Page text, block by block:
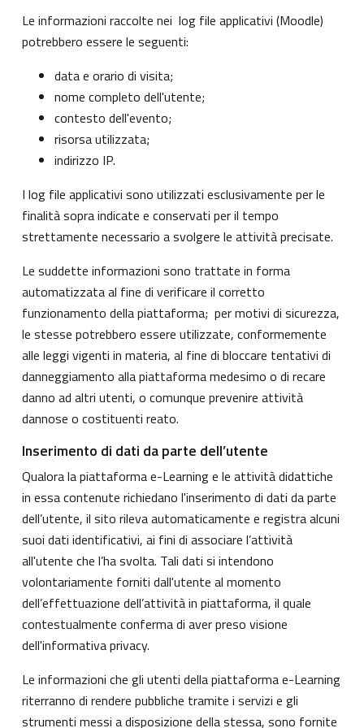
Le informazioni raccolte nei log file applicativi (Moodle)
potrebbero essere le seguenti:
data e orario di visita;
nome completo dell'utente;
contesto dell'evento;
risorsa utilizzata;
indirizzo IP.
I log file applicativi sono utilizzati esclusivamente per le
finalità sopra indicate e conservati per il tempo
strettamente necessario a svolgere le attività precisate.
Le suddette informazioni sono trattate in forma
automatizzata al fine di verificare il corretto
funzionamento della piattaforma; per motivi di sicurezza,
le stesse potrebbero essere utilizzate, conformemente
alle leggi vigenti in materia, al fine di bloccare tentativi di
danneggiamento alla piattaforma medesimo o di recare
danno ad altri utenti, o comunque prevenire attività
dannose o costituenti reato.
Inserimento di dati da parte dell’utente
Qualora la piattaforma e-Learning e le attività didattiche
in essa contenute richiedano l'inserimento di dati da parte
dell’utente, il sito rileva automaticamente e registra alcuni
suoi dati identificativi, ai fini di associare l’attività
all'utente che l’ha svolta. Tali dati si intendono
volontariamente forniti dall'utente al momento
dell’effettuazione dell’attività in piattaforma, il quale
contestualmente conferma di aver preso visione
dell'informativa privacy.
Le informazioni che gli utenti della piattaforma e-Learning
riterranno di rendere pubbliche tramite i servizi e gli
strumenti messi a disposizione della stessa, sono fornite